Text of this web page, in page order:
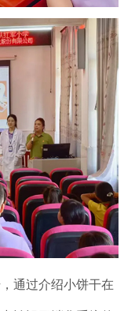
通过介绍小饼干在